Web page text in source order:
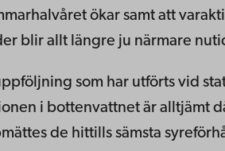
ökar samt att
blir allt längre ju närmare
som har utförts vid
i bottenvattnet är alltjämt
de hittills sämsta